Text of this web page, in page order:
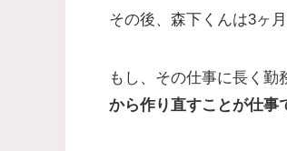
その後、森下くんは3ヶ
もし、その仕事に長く勤
から作り直すことが仕事